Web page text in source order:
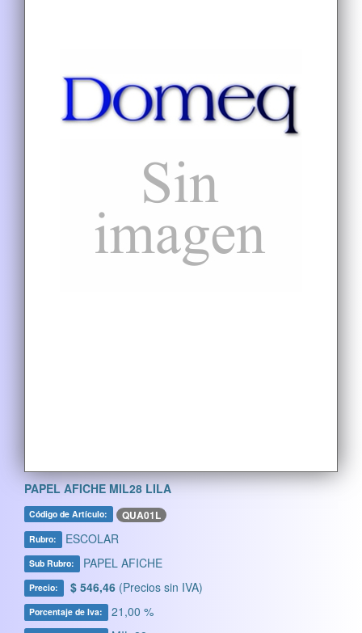
PAPEL AFICHE MIL28 LILA
Código de Artículo: QUA01L
Rubro: ESCOLAR
Sub Rubro: PAPEL AFICHE
Precio: $ 546,46 (Precios sin IVA)
Porcentaje de Iva: 21,00 %